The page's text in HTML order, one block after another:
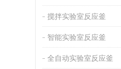
搅拌实验室反应釜
智能实验室反应釜
全自动实验室反应釜